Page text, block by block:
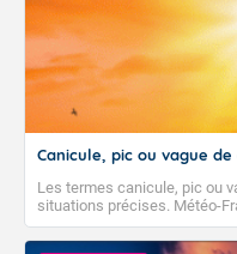
Canicule, pic ou vague
Les termes canicule, pic ou
situations précises. Météo-
climatologiques pour
peuvent avoir des impacts